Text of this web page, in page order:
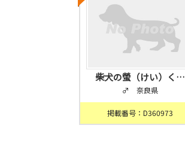
柴犬の螢（けい）く…
♂ 奈良県
掲載番号：D360973